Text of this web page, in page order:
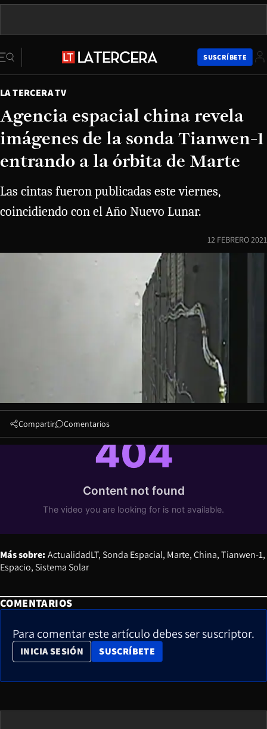
SUSCRÍBETE
LA TERCERA TV
Agencia espacial china revela
imágenes de la sonda Tianwen-1
entrando a la órbita de Marte
Las cintas fueron publicadas este viernes,
coincidiendo con el Año Nuevo Lunar.
12 FEBRERO 2021
Compartir Comentarios
Más sobre:ActualidadLT Sonda Espacial Marte China Tianwen-1
Espacio Sistema Solar
COMENTARIOS
Para comentar este artículo debes ser suscriptor.
INICIA SESIÓN SUSCRÍBETE
OPENS IN NEW WINDOW